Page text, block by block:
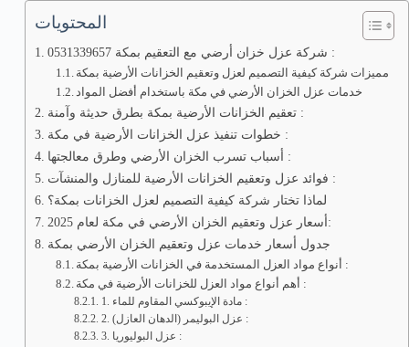
المحتويات
شركة عزل خزان أرضي مع التعقيم بمكة 0531339657 :
مميزات شركة كيفية التصميم لعزل وتعقيم الخزانات الأرضية بمكة
تعقيم الخزانات الأرضية بمكة بطرق حديثة وآمنة :
خطوات تنفيذ عزل الخزانات الأرضية في مكة :
أسباب تسرب الخزان الأرضي وطرق معالجتها :
فوائد عزل وتعقيم الخزانات الأرضية للمنازل والمنشآت :
أسعار عزل وتعقيم الخزان الأرضي في مكة لعام 2025:
جدول أسعار خدمات عزل وتعقيم الخزان الأرضي بمكة
أنواع مواد العزل المستخدمة في الخزانات الأرضية بمكة :
أهم أنواع مواد العزل للخزانات الأرضية في مكة :
1. مادة الإيبوكسي المقاوم للماء :
2. عزل البوليمر (الدهان العازل) :
3. عزل البوليوريا :